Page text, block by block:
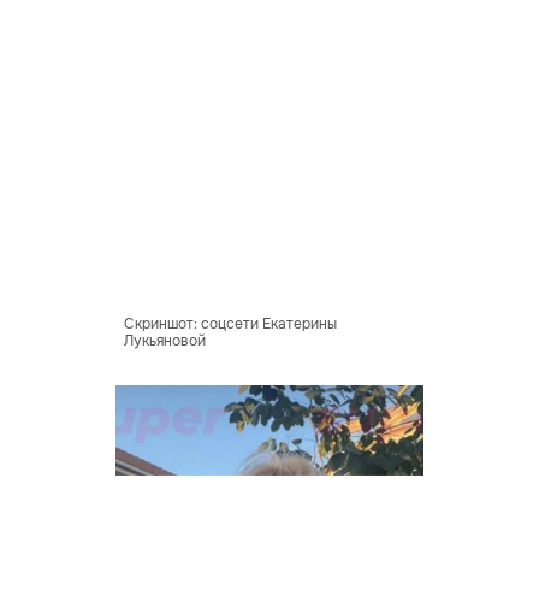
Скриншот: соцсети Екатерины
Лукьяновой